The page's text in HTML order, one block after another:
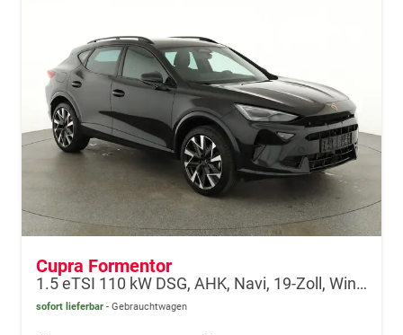
Cupra Formentor
1.5 eTSI 110 kW DSG, AHK, Navi, 19-Zoll, Winterpaket
sofort lieferbar Gebrauchtwagen